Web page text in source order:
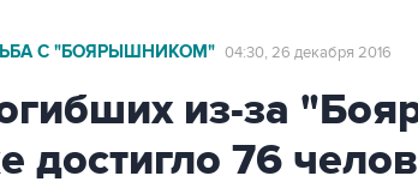
С "БОЯРЫШНИКОМ" 04:30, 26 декабря 2016
из-за
достигло 76